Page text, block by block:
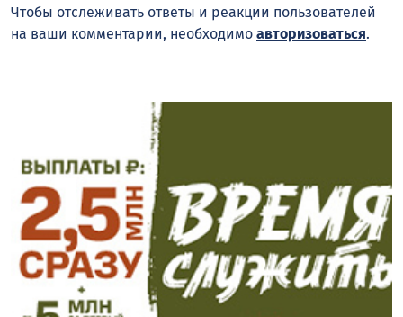
Чтобы отслеживать ответы и реакции пользователей
на ваши комментарии, необходимо авторизоваться.